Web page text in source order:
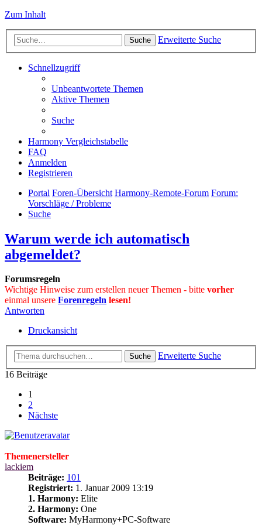
Zum Inhalt
Suche Erweiterte Suche
Schnellzugriff
Unbeantwortete Themen
Aktive Themen
Suche
Harmony Vergleichstabelle
FAQ
Anmelden
Registrieren
Portal Foren-Übersicht Harmony-Remote-Forum Forum:
Vorschläge / Probleme
Suche
Warum werde ich automatisch
abgemeldet?
Forumsregeln
Wichtige Hinweise zum erstellen neuer Themen - bitte vorher
einmal unsere Forenregeln lesen!
Antworten
Druckansicht
Suche
Erweiterte Suche
16 Beiträge
1
2
Nächste
Themenersteller
lackiem
Beiträge: 101
Registriert: 1. Januar 2009 13:19
1. Harmony: Elite
2. Harmony: One
Software: MyHarmony+PC-Software